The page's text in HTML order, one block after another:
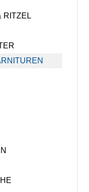
RITZEL